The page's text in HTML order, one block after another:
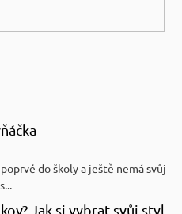
do školy a ještě nemá svůj
Jak si vybrat svůj styl